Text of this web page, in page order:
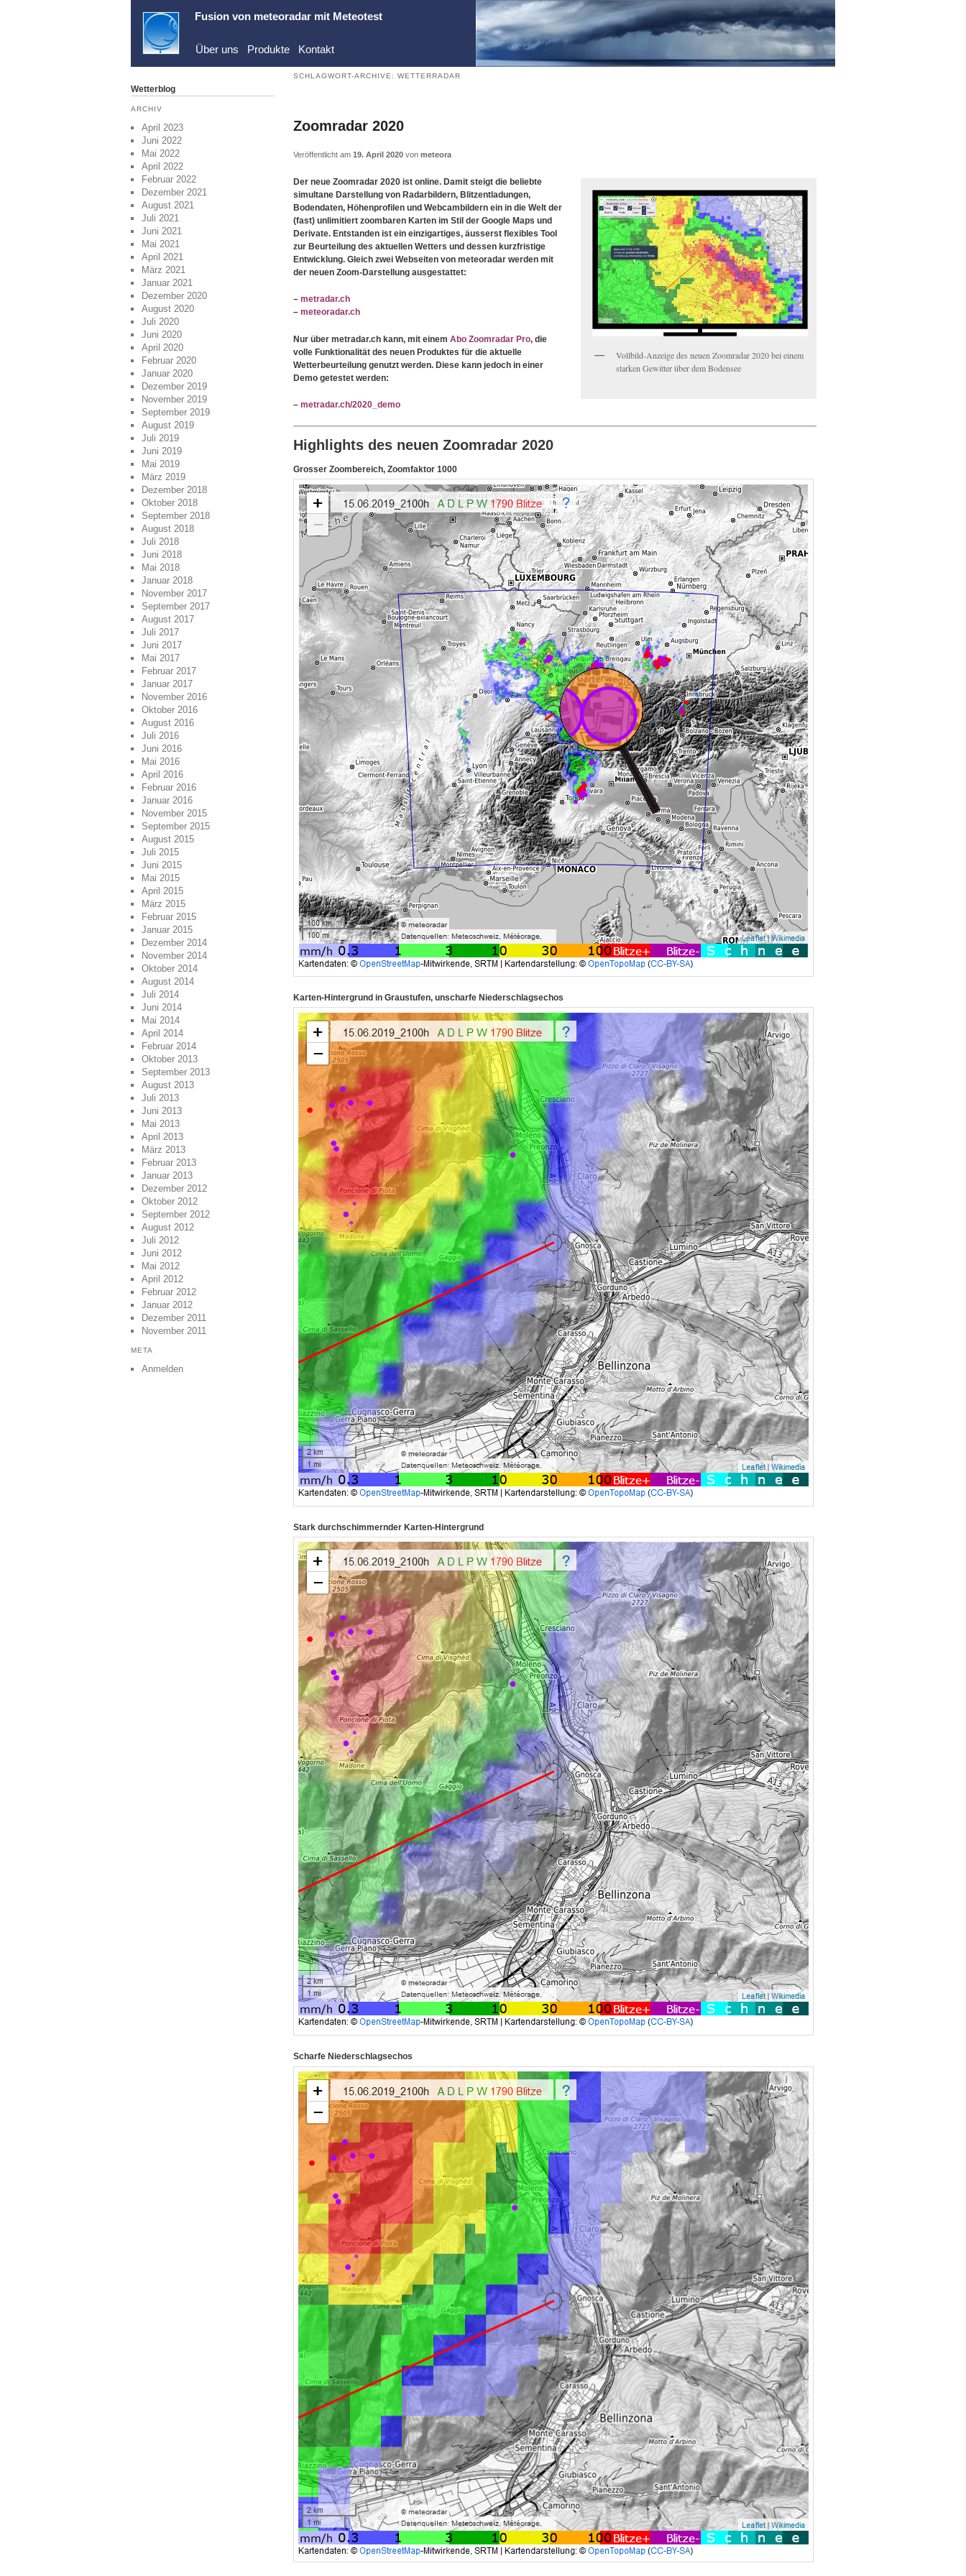
Fusion von meteoradar mit Meteotest
Über uns Produkte Kontakt
Wetterblog
ARCHIV
April 2023
Juni 2022
Mai 2022
April 2022
Februar 2022
Dezember 2021
August 2021
Juli 2021
Juni 2021
Mai 2021
April 2021
März 2021
Januar 2021
Dezember 2020
August 2020
Juli 2020
Juni 2020
April 2020
Februar 2020
Januar 2020
Dezember 2019
November 2019
September 2019
August 2019
Juli 2019
Juni 2019
Mai 2019
März 2019
Dezember 2018
Oktober 2018
September 2018
August 2018
Juli 2018
Juni 2018
Mai 2018
Januar 2018
November 2017
September 2017
August 2017
Juli 2017
Juni 2017
Mai 2017
Februar 2017
Januar 2017
November 2016
Oktober 2016
August 2016
Juli 2016
Juni 2016
Mai 2016
April 2016
Februar 2016
Januar 2016
November 2015
September 2015
August 2015
Juli 2015
Juni 2015
Mai 2015
April 2015
März 2015
Februar 2015
Januar 2015
Dezember 2014
November 2014
Oktober 2014
August 2014
Juli 2014
Juni 2014
Mai 2014
April 2014
Februar 2014
Oktober 2013
September 2013
August 2013
Juli 2013
Juni 2013
Mai 2013
April 2013
März 2013
Februar 2013
Januar 2013
Dezember 2012
Oktober 2012
September 2012
August 2012
Juli 2012
Juni 2012
Mai 2012
April 2012
Februar 2012
Januar 2012
Dezember 2011
November 2011
META
Anmelden
SCHLAGWORT-ARCHIVE: WETTERRADAR
Zoomradar 2020
Veröffentlicht am 19. April 2020 von meteora
Vollbild-Anzeige des neuen Zoomradar 2020 bei einem
starken Gewitter über dem Bodensee
Der neue Zoomradar 2020 ist online. Damit steigt die beliebte
simultane Darstellung von Radarbildern, Blitzentladungen,
Bodendaten, Höhenprofilen und Webcambildern ein in die Welt der
(fast) unlimitiert zoombaren Karten im Stil der Google Maps und
Derivate. Entstanden ist ein einzigartiges, äusserst flexibles Tool
zur Beurteilung des aktuellen Wetters und dessen kurzfristige
Entwicklung. Gleich zwei Webseiten von meteoradar werden mit
der neuen Zoom-Darstellung ausgestattet:
– metradar.ch
– meteoradar.ch
Nur über metradar.ch kann, mit einem Abo Zoomradar Pro, die
volle Funktionalität des neuen Produktes für die aktuelle
Wetterbeurteilung genutzt werden. Diese kann jedoch in einer
Demo getestet werden:
– metradar.ch/2020_demo
Highlights des neuen Zoomradar 2020
Grosser Zoombereich, Zoomfaktor 1000
Karten-Hintergrund in Graustufen, unscharfe Niederschlagsechos
Stark durchschimmernder Karten-Hintergrund
Scharfe Niederschlagsechos